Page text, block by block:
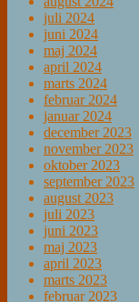
juli 2024
juni 2024
maj 2024
april 2024
marts 2024
februar 2024
januar 2024
december 2023
november 2023
oktober 2023
september 2023
august 2023
juli 2023
juni 2023
maj 2023
april 2023
marts 2023
februar 2023